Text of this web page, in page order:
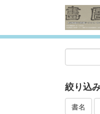
絞り込
書名